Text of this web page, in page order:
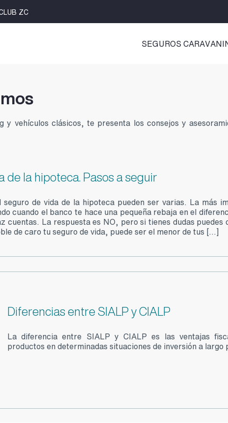
ZC
SEGUROS
y vehículos clásicos, te presenta los consejos y
la hipoteca. Pasos a seguir
de vida de la hipoteca pueden ser varias. La más
cuando el banco te hace una pequeña rebaja en el
cuentas. La respuesta es NO, pero si tienes dudas puedes
de caro tu seguro de vida, puede ser el menor de tus [...]
Diferencias entre SIALP y CIALP
La diferencia entre SIALP y CIALP es las ventajas
productos en determinadas situaciones de inversión a largo